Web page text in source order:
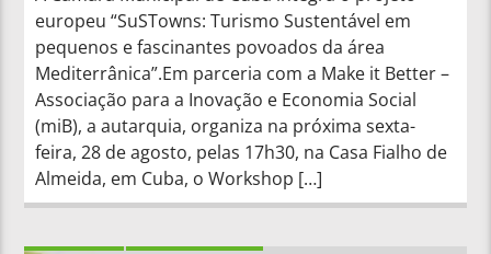
europeu “SuSTowns: Turismo Sustentável em
pequenos e fascinantes povoados da área
Mediterrânica”.Em parceria com a Make it Better –
Associação para a Inovação e Economia Social
(miB), a autarquia, organiza na próxima sexta-
feira, 28 de agosto, pelas 17h30, na Casa Fialho de
Almeida, em Cuba, o Workshop […]